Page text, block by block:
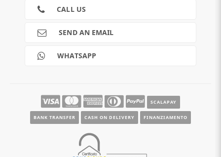
PAYMENTS
CALL US
SEND AN EMAIL
WHATSAPP
SCALAPAY
BANK TRANSFER CASH ON DELIVERY FINANZIAMENTO